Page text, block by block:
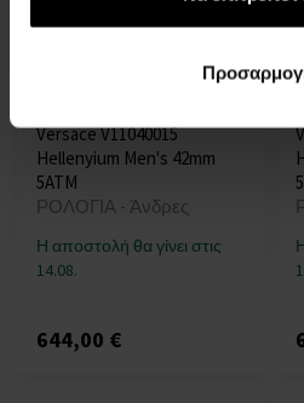
Versace V11040015
Hellenyium Men's 42mm
5ATM
ΡΟΛΟΓΙΑ - Άνδρες
Η αποστολή θα γίνει στις
14.08.
644,00 €